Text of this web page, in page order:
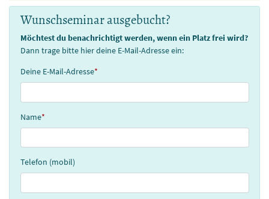
Wunschseminar ausgebucht?
Möchtest du benachrichtigt werden, wenn ein Platz frei wird?
Dann trage bitte hier deine E-Mail-Adresse ein:
Deine E-Mail-Adresse*
Name*
Telefon (mobil)